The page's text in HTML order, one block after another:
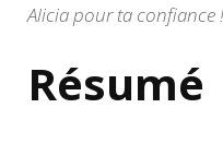
Alicia pour ta confiance
Résumé